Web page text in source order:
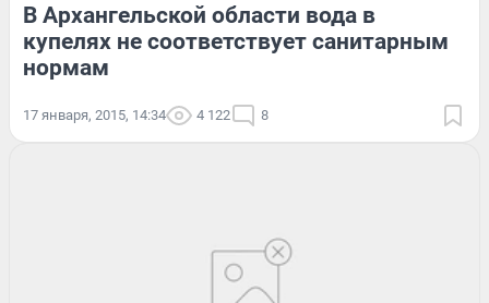
В Архангельской области вода в
купелях не соответствует санитарным
нормам
17 января, 2015, 14:34 4 122 8